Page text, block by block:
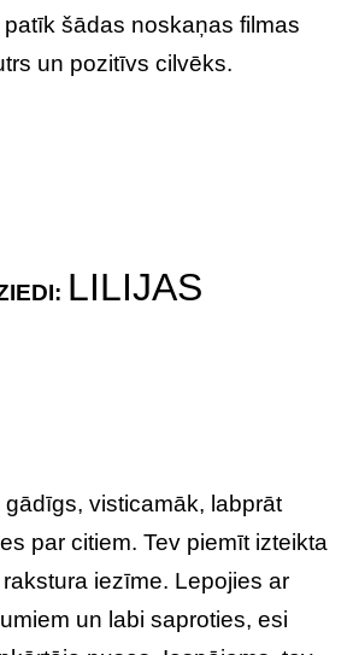
patīk šādas noskaņas filmas
un pozitīvs cilvēks.
LILIJAS
visticamāk, labprāt
par citiem. Tev piemīt izteikta
iezīme. Lepojies ar
un labi saproties, esi